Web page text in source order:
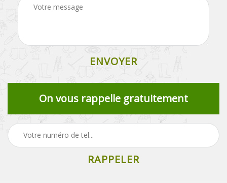
On vous rappelle gratuitement